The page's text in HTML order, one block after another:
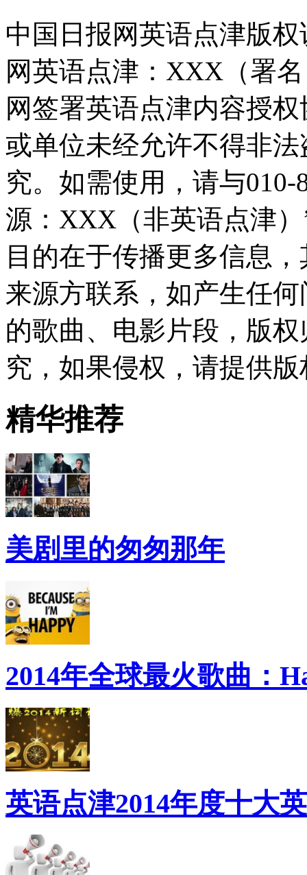
中国日报网英语点津版
网英语点津：XXX（署
网签署英语点津内容授
或单位未经允许不得非
究。如需使用，请与010-
源：XXX（非英语点津
目的在于传播更多信息
来源方联系，如产生任
的歌曲、电影片段，版
究，如果侵权，请提供
精华推荐
美剧里的匆匆那年
2014年全球最火歌曲：
英语点津2014年度十大